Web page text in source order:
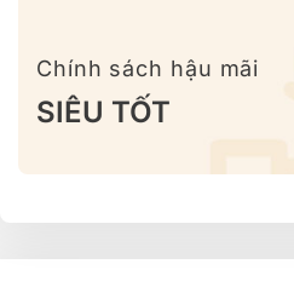
Chính sách hậu mãi
SIÊU TỐT